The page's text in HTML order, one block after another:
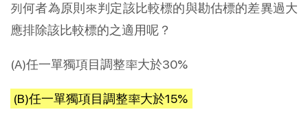
列何者為原則來判定該比較標的與勘估標的差異過大
應排除該比較標的之適用呢？
(A)任一單獨項目調整率大於30%
(B)任一單獨項目調整率大於15%